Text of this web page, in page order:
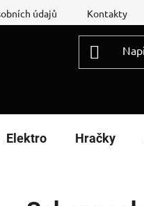
údajů Kontakty
Elektro Hračky